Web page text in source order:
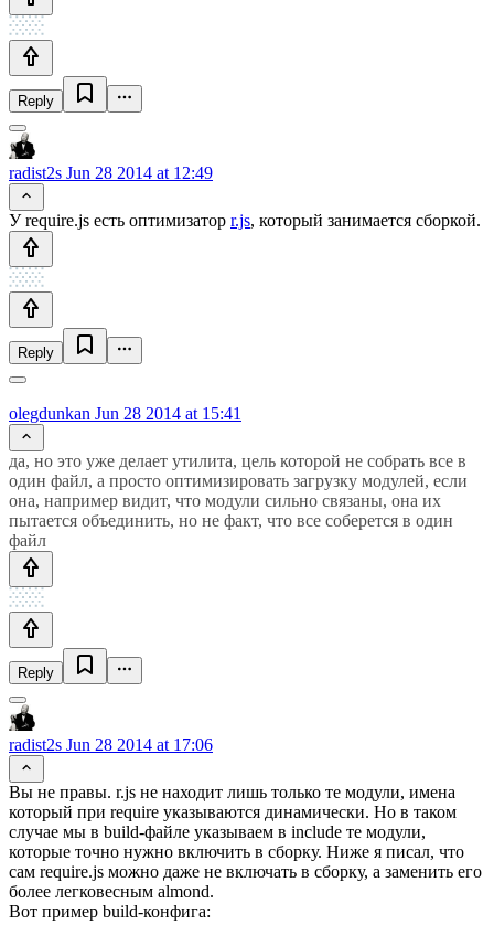
Reply
radist2s Jun 28 2014 at 12:49
У require.js есть оптимизатор r.js, который занимается сборкой.
Reply
olegdunkan Jun 28 2014 at 15:41
да, но это уже делает утилита, цель которой не собрать все в
один файл, а просто оптимизировать загрузку модулей, если
она, например видит, что модули сильно связаны, она их
пытается объединить, но не факт, что все соберется в один
файл
Reply
radist2s Jun 28 2014 at 17:06
Вы не правы. r.js не находит лишь только те модули, имена
который при require указываются динамически. Но в таком
случае мы в build-файле указываем в include те модули,
которые точно нужно включить в сборку. Ниже я писал, что
сам require.js можно даже не включать в сборку, а заменить его
более легковесным almond.
Вот пример build-конфига: